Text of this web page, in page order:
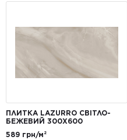
ПЛИТКА LAZURRO СВІТЛО-
БЕЖЕВИЙ 300Х600
589 грн/м²